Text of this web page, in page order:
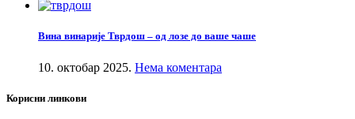
Вина винарије Тврдош – од лозе до ваше чаше
10. октобар 2025. Нема коментара
Корисни линкови